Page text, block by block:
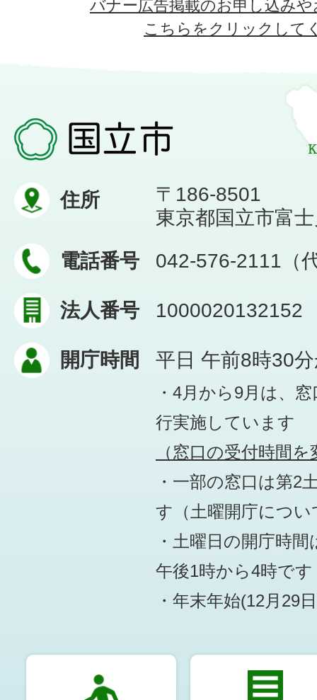
バナー広告掲載のお申し込み
こちらをクリックして
住所
〒186-8501
東京都国立市富
電話番号
042-576-2111（
法人番号 1000020132152
開庁時間 平日 午前8時30
・4月から9月は、
行実施しています
（窓口の受付時間
・一部の窓口は第2
す （土曜開庁につ
・土曜日の開庁時
午後1時から4時です
・年末年始(12月29